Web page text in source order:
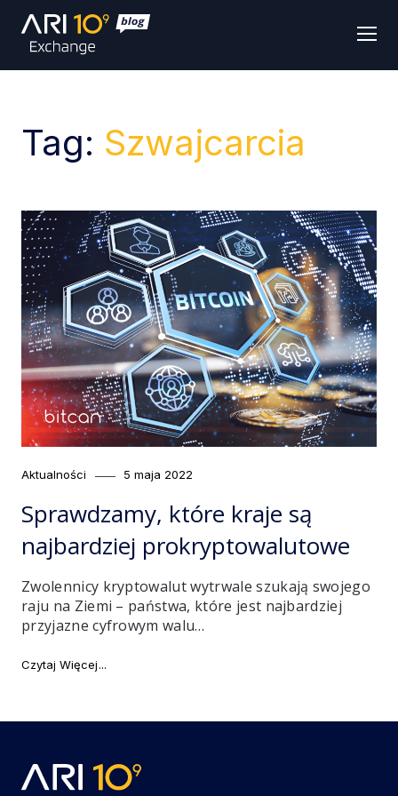
Tag: Szwajcarcia
Category
Aktualności
Posted
5 maja 2022
Sprawdzamy, które kraje są
najbardziej prokryptowalutowe
Zwolennicy kryptowalut wytrwale szukają swojego
raju na Ziemi – państwa, które jest najbardziej
przyjazne cyfrowym walu…
Czytaj Więcej